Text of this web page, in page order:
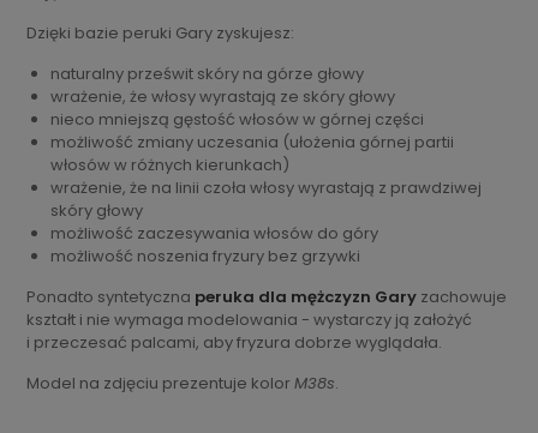
Dzięki bazie peruki Gary zyskujesz:
naturalny prześwit skóry na górze głowy
wrażenie, że włosy wyrastają ze skóry głowy
nieco mniejszą gęstość włosów w górnej części
możliwość zmiany uczesania (ułożenia górnej partii
włosów w różnych kierunkach)
wrażenie, że na linii czoła włosy wyrastają z prawdziwej
skóry głowy
możliwość zaczesywania włosów do góry
możliwość noszenia fryzury bez grzywki
Ponadto syntetyczna peruka dla mężczyzn Gary zachowuje
kształt i nie wymaga modelowania - wystarczy ją założyć
i przeczesać palcami, aby fryzura dobrze wyglądała.
Model na zdjęciu prezentuje kolor M38s.